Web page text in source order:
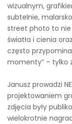
wizualnym,
subtelnie,
street photo to nie
światła i cienia
często
momenty” – tylko
Janusz prowadzi
projektowaniem
zdjęcia były
wielokrotnie